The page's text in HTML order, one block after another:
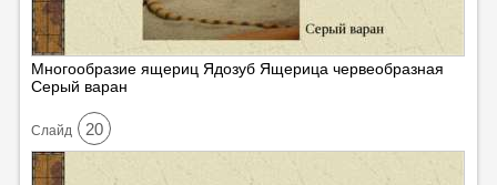
Многообразие ящериц Ядозуб Ящерица червеобразная
Серый варан
Cлайд 20